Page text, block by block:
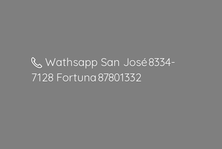
Wathsapp San José 8334-
7128 Fortuna 87801332